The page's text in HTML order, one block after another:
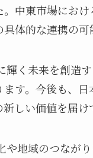
中東市場にお
体的な連携の
く未来を創造
す。今後も、
しい価値を届け
地域のつながり